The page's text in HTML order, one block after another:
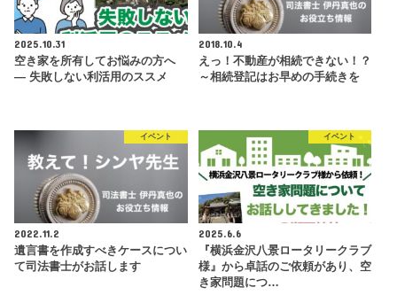
2025.10.31
空き家を所有してお悩みの方へ
― 失敗しない利活用のススメ
2018.10.4
えっ！不動産が相続できない！？
～相続登記はお早めの手続きを
イベント
2022.11.2
遺言書を作成すべきケースについ
て司法書士がお話します
イベント
2025.6.6
『横浜金沢八景ロータリークラブ
様』から卓話のご依頼があり、空
き家問題につ…